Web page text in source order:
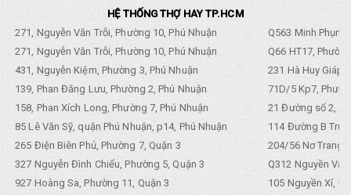
HỆ THỐNG THỢ HAY TP.HCM
271, Nguyễn Văn Trỗi, Phường 10, Phú Nhuận
Q563 Minh
271, Nguyễn Văn Trỗi, Phường 10, Phú Nhuận
Q66 HT17,
431, Nguyễn Kiệm, Phường 3, Phú Nhuận
231 Hà Huy Giáp,
139, Phan Đăng Lưu, Phường 2, Phú Nhuận
71D/5 Kp7,
158, Phan Xích Long, Phường 7, Phú Nhuận
21 Đường số 2,
85 Lê Văn Sỹ, quận Phú Nhuận, p14, Phú Nhuận
114 Đường B
265 Điện Biên Phủ, Phường 7, Quận 3
204/56 Nơ Trang
327 Nguyễn Đình Chiểu, Phường 5, Quận 3
Q312 Nguyền
927 Hoàng Sa, Phường 11, Quận 3
105 Nguyền Xí,